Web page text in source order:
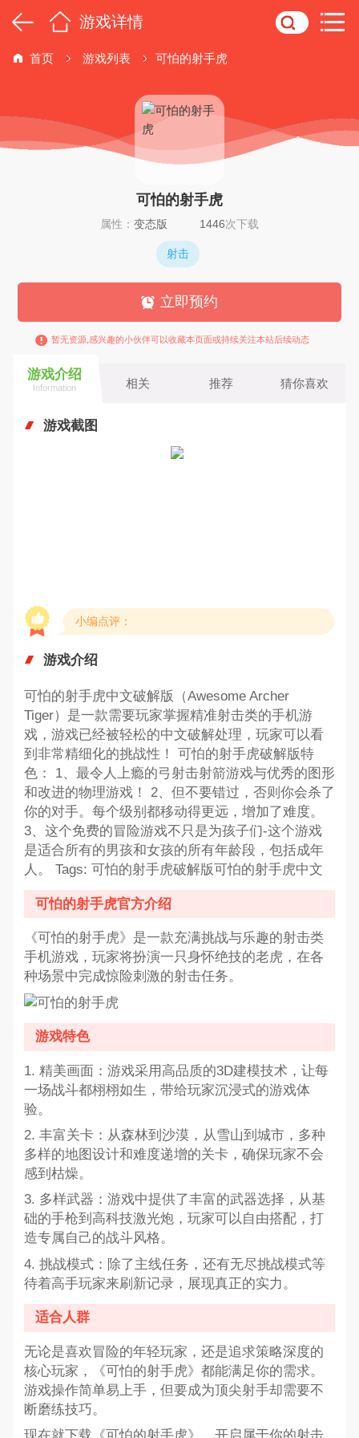
游戏详情
首页 游戏列表 可怕的射手虎
可怕的射手虎
属性： 变态版 1446次下载
射击
立即预约
暂无资源,感兴趣的小伙伴可以收藏本页面或持续关注本站后续动态
游戏介绍
Information 相关 推荐 猜你喜欢
游戏截图
小编点评：
游戏介绍
可怕的射手虎中文破解版（Awesome Archer
Tiger）是一款需要玩家掌握精准射击类的手机游
戏，游戏已经被轻松的中文破解处理，玩家可以看
到非常精细化的挑战性！ 可怕的射手虎破解版特
色： 1、最令人上瘾的弓射击射箭游戏与优秀的图形
和改进的物理游戏！ 2、但不要错过，否则你会杀了
你的对手。每个级别都移动得更远，增加了难度。
3、这个免费的冒险游戏不只是为孩子们-这个游戏
是适合所有的男孩和女孩的所有年龄段，包括成年
人。 Tags: 可怕的射手虎破解版可怕的射手虎中文
可怕的射手虎官方介绍
《可怕的射手虎》是一款充满挑战与乐趣的射击类
手机游戏，玩家将扮演一只身怀绝技的老虎，在各
种场景中完成惊险刺激的射击任务。
游戏特色
1. 精美画面：游戏采用高品质的3D建模技术，让每
一场战斗都栩栩如生，带给玩家沉浸式的游戏体
验。
2. 丰富关卡：从森林到沙漠，从雪山到城市，多种
多样的地图设计和难度递增的关卡，确保玩家不会
感到枯燥。
3. 多样武器：游戏中提供了丰富的武器选择，从基
础的手枪到高科技激光炮，玩家可以自由搭配，打
造专属自己的战斗风格。
4. 挑战模式：除了主线任务，还有无尽挑战模式等
待着高手玩家来刷新记录，展现真正的实力。
适合人群
无论是喜欢冒险的年轻玩家，还是追求策略深度的
核心玩家，《可怕的射手虎》都能满足你的需求。
游戏操作简单易上手，但要成为顶尖射手却需要不
断磨练技巧。